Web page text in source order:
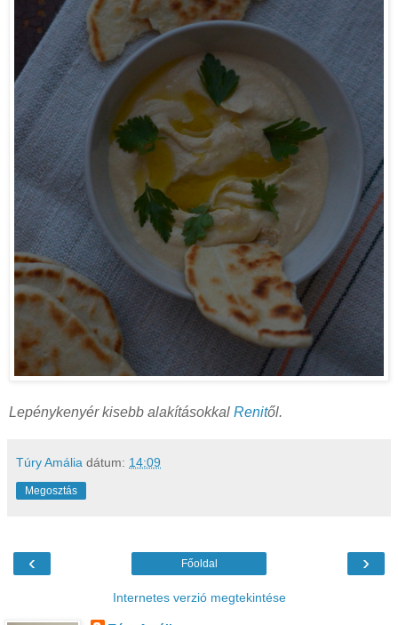
Lepénykenyér kisebb alakításokkal Renitől.
Túry Amália dátum: 14:09
Megosztás
‹ ›
Főoldal
Internetes verzió megtekintése